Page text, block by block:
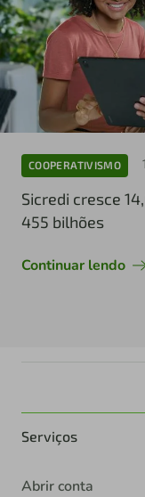
COOPERATIVISMO
Sicredi cresce
455 bilhões
Continuar lendo
Serviços
Abrir conta